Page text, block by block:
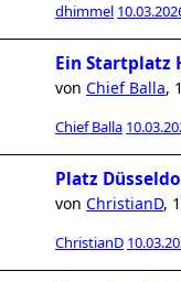
dhimmel
Ein Startplatz
von Chief Balla,
Chief Balla
Platz
von ChristianD,
ChristianD